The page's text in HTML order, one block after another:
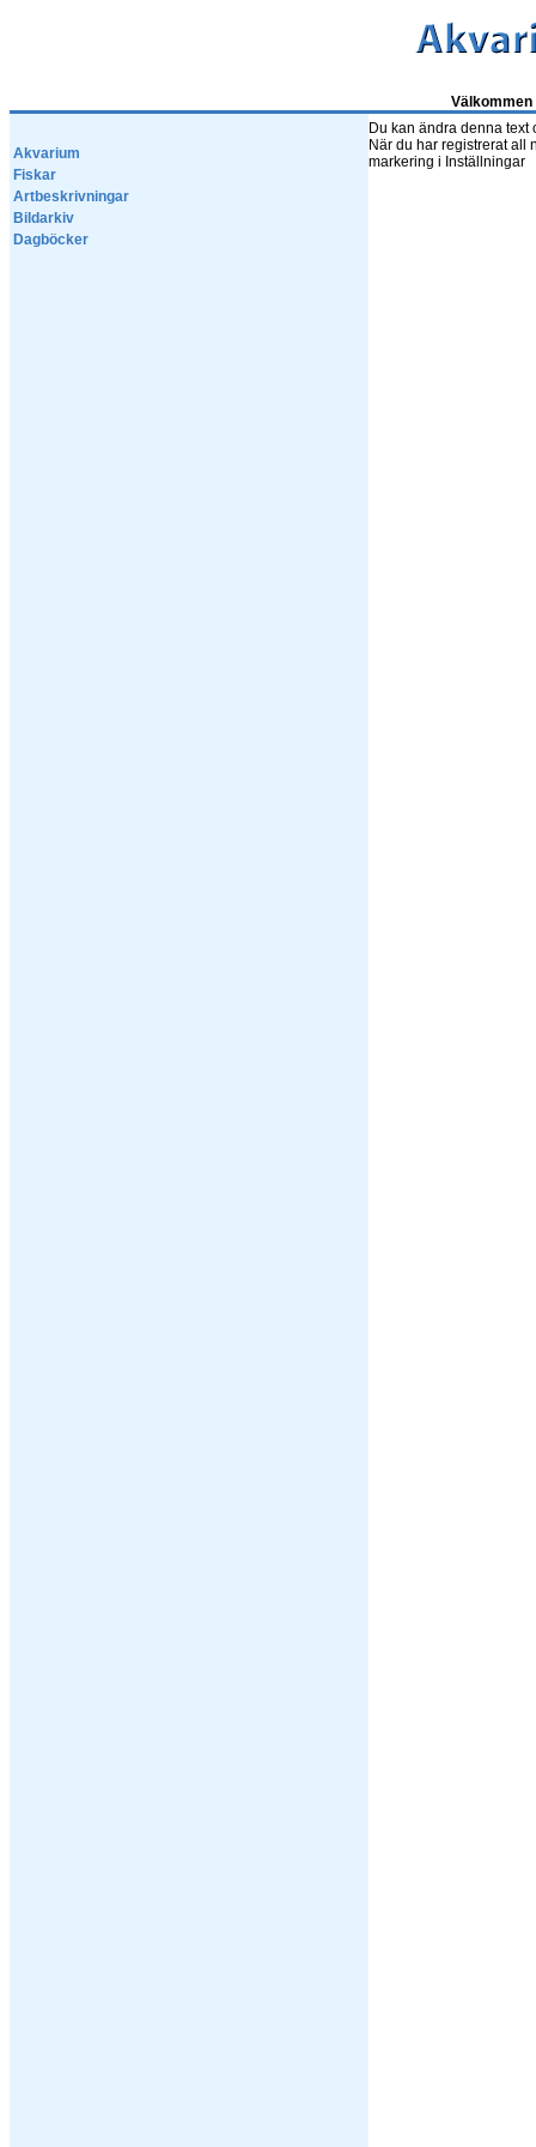
Akvarium
Fiskar
Artbeskrivningar
Bildarkiv
Dagböcker
Du kan ändra denna text
När du har registrerat all
markering i Inställningar